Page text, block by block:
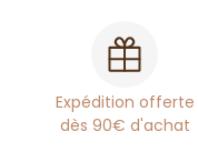
Expédition offerte
dès 90€ d'achat